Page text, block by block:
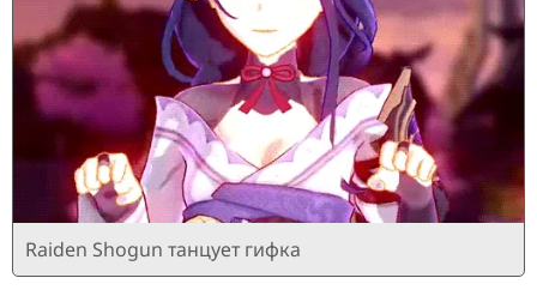
Raiden Shogun танцует гифка